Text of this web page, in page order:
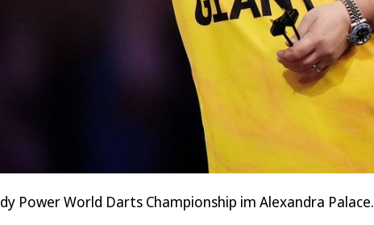
Power World Darts Championship im Alexandra Palace.